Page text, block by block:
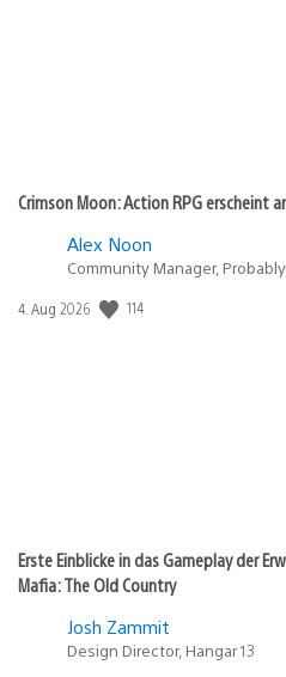
Crimson Moon: Action RPG erscheint
Alex Noon
Community Manager,
Veröffentlichungsdatum:
4. Aug 2026 114
Erste Einblicke in das Gameplay der
Mafia: The Old Country
Josh Zammit
Design Director, Hangar 13